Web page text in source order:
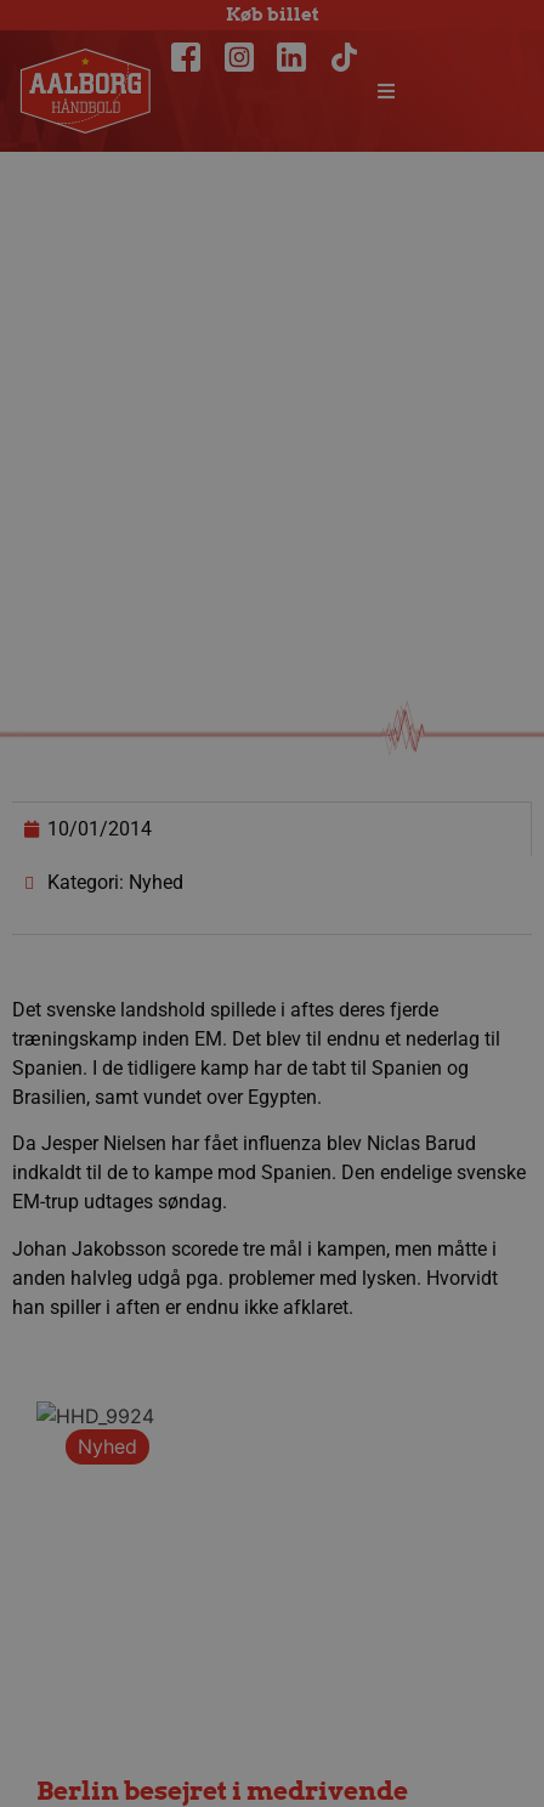
Køb billet
10/01/2014
Kategori: Nyhed
Det svenske landshold spillede i aftes deres fjerde
træningskamp inden EM. Det blev til endnu et nederlag til
Spanien. I de tidligere kamp har de tabt til Spanien og
Brasilien, samt vundet over Egypten.
Da Jesper Nielsen har fået influenza blev Niclas Barud
indkaldt til de to kampe mod Spanien. Den endelige svenske
EM-trup udtages søndag.
Johan Jakobsson scorede tre mål i kampen, men måtte i
anden halvleg udgå pga. problemer med lysken. Hvorvidt
han spiller i aften er endnu ikke afklaret.
Nyhed
Berlin besejret i medrivende